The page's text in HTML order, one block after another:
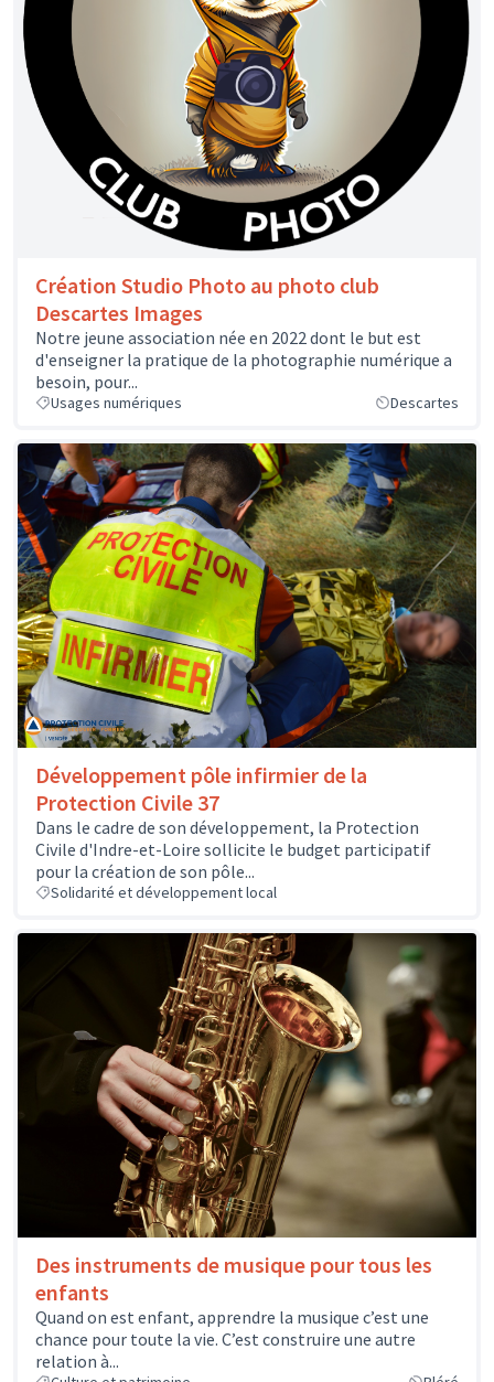
Création Studio Photo au photo club
Descartes Images
Notre jeune association née en 2022 dont le but est
d'enseigner la pratique de la photographie numérique a
besoin, pour...
Usages numériques Descartes
Développement pôle infirmier de la
Protection Civile 37
Dans le cadre de son développement, la Protection
Civile d'Indre-et-Loire sollicite le budget participatif
pour la création de son pôle...
Solidarité et développement local
Des instruments de musique pour tous les
enfants
Quand on est enfant, apprendre la musique c’est une
chance pour toute la vie. C’est construire une autre
relation à...